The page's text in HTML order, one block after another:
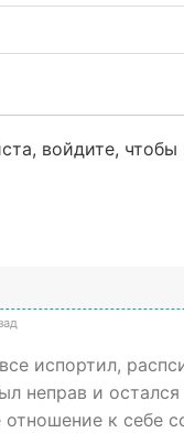
войдите,
испортил,
неправ и
отношение к себе